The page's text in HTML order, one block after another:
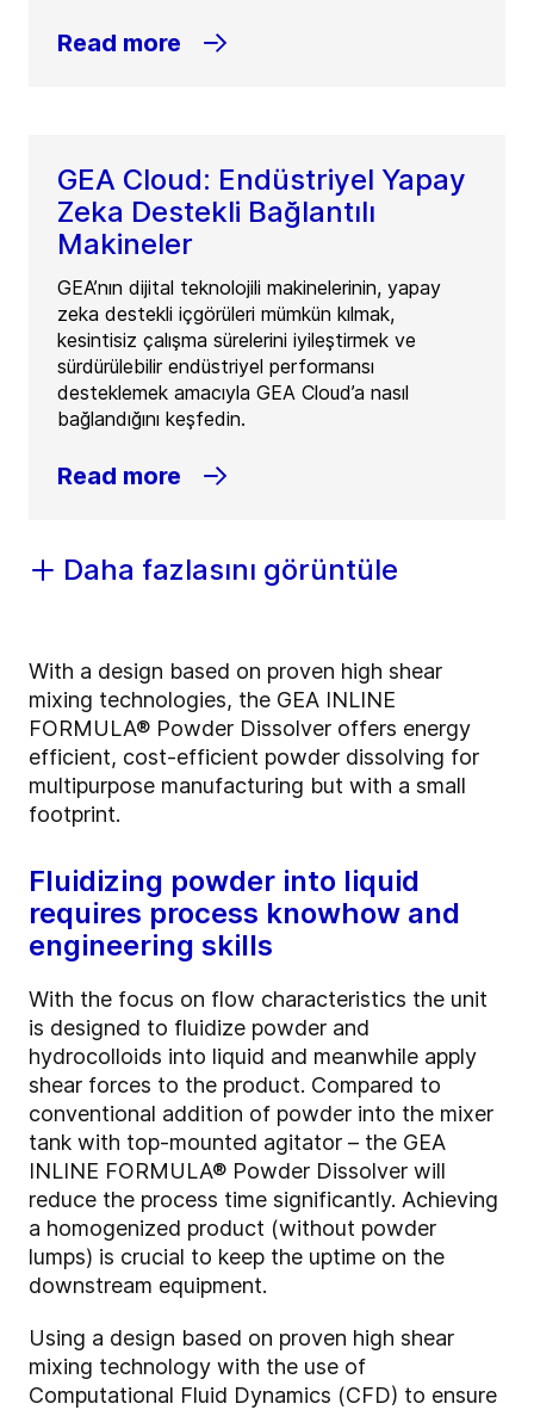
Read more
GEA Cloud: Endüstriyel Yapay
Zeka Destekli Bağlantılı
Makineler
GEA’nın dijital teknolojili makinelerinin, yapay
zeka destekli içgörüleri mümkün kılmak,
kesintisiz çalışma sürelerini iyileştirmek ve
sürdürülebilir endüstriyel performansı
desteklemek amacıyla GEA Cloud’a nasıl
bağlandığını keşfedin.
Read more
Daha fazlasını görüntüle
With a design based on proven high shear
mixing technologies, the GEA INLINE
FORMULA® Powder Dissolver offers energy
efficient, cost-efficient powder dissolving for
multipurpose manufacturing but with a small
footprint.
Fluidizing powder into liquid
requires process knowhow and
engineering skills
With the focus on flow characteristics the unit
is designed to fluidize powder and
hydrocolloids into liquid and meanwhile apply
shear forces to the product. Compared to
conventional addition of powder into the mixer
tank with top-mounted agitator – the GEA
INLINE FORMULA® Powder Dissolver will
reduce the process time significantly. Achieving
a homogenized product (without powder
lumps) is crucial to keep the uptime on the
downstream equipment.
Using a design based on proven high shear
mixing technology with the use of
Computational Fluid Dynamics (CFD) to ensure